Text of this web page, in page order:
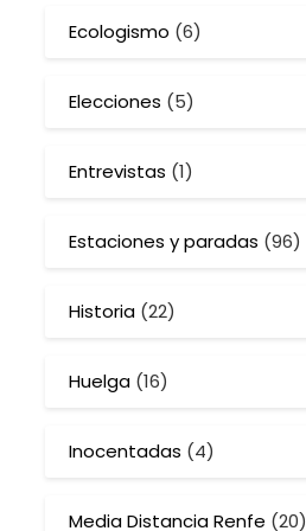
Ecologismo (6)
Elecciones (5)
Entrevistas (1)
Estaciones y paradas (96)
Historia(22)
Huelga(16)
Inocentadas (4)
Media Distancia Renfe (20)